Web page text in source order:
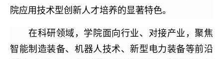
院应用技术型创新人才培养的显著特色。
在科研领域，学院面向行业、对接产业，聚焦
智能制造装备、机器人技术、新型电力装备等前沿